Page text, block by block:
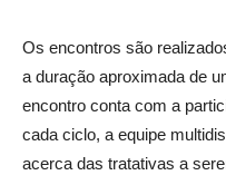
Os encontros são
a duração aproximada de
encontro conta com a
cada ciclo, a equipe
acerca das tratativas a